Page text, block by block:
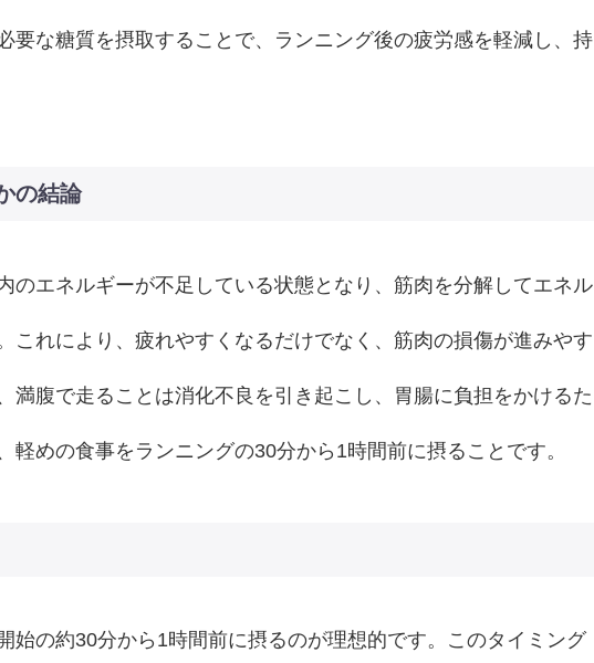
要な糖質を摂取することで、ランニング後の疲労感を軽減し、持
の結論
のエネルギーが不足している状態となり、筋肉を分解してエネル
これにより、疲れやすくなるだけでなく、筋肉の損傷が進みやす
満腹で走ることは消化不良を引き起こし、胃腸に負担をかけるた
軽めの食事をランニングの30分から1時間前に摂ることです。
始の約30分から1時間前に摂るのが理想的です。このタイミング